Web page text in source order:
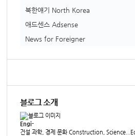
북한얘기 North Korea
애드센스 Adsense
News for Foreigner
블로그 소개
Engi-
건설 과학, 경제 문화 Construction,